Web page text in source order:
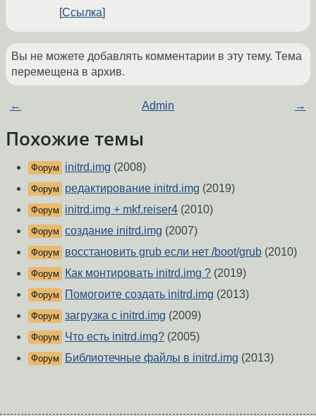
Ссылка
Вы не можете добавлять комментарии в эту тему. Тема
перемещена в архив.
← Admin →
Похожие темы
Форум initrd.img (2008)
Форум редактирование initrd.img (2019)
Форум initrd.img + mkf.reiser4 (2010)
Форум создание initrd.img (2007)
Форум восстановить grub если нет /boot/grub (2010)
Форум Как монтировать initrd.img ? (2019)
Форум Помогоите создать initrd.img (2013)
Форум загрузка с initrd.img (2009)
Форум Что есть initrd.img? (2005)
Форум Библиотечные файлы в initrd.img (2013)